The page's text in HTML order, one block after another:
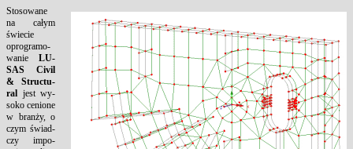
Sto­so­wa­ne
na całym
świe­cie
opro­gra­mo­
wa­nie LU­
SAS Ci­vil
& Stru­c­tu­
ral jest wy­
so­ko ce­nio­ne
w branży, o
czym świad­
czy im­po­